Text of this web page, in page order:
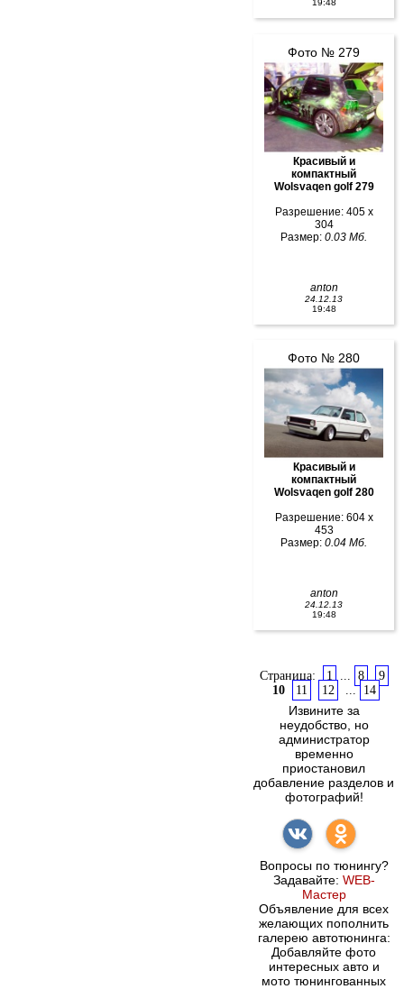
19:48
Фото № 279
Красивый и
компактный
Wolsvaqen golf 279
Разрешение: 405 x
304
Размер: 0.03 Мб.
anton
24.12.13
19:48
Фото № 280
Красивый и
компактный
Wolsvaqen golf 280
Разрешение: 604 x
453
Размер: 0.04 Мб.
anton
24.12.13
19:48
Страница: 1 ... 8
9
10
11 12 ... 14
Извините за
неудобство, но
администратор
временно
приостановил
добавление разделов и
фотографий!
Вопросы по тюнингу?
Задавайте: WEB-
Мастер
Объявление для всех
желающих пополнить
галерею автотюнинга:
Добавляйте фото
интересных авто и
мото тюнингованных